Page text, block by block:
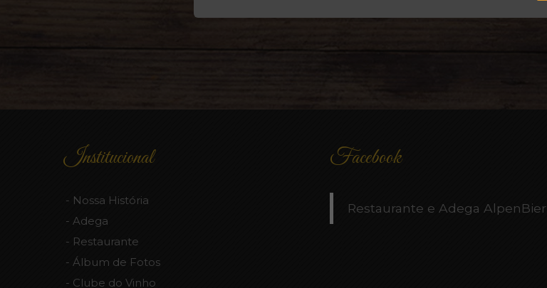
Institucional
Nossa História
Adega
Restaurante
Álbum de Fotos
Clube do Vinho
Facebook
Restaurante e Adega AlpenBier